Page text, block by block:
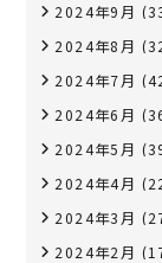
2024年9月
2024年8月
2024年7月
2024年6月
2024年5月
2024年4月
2024年3月
2024年2月